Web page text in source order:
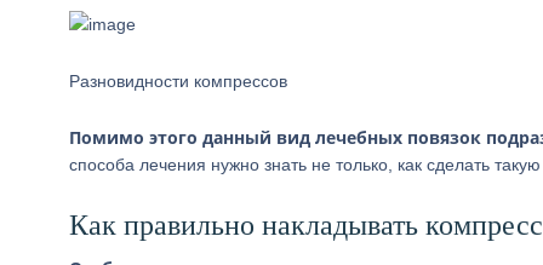
Разновидности компрессов
Помимо этого данный вид лечебных повязок
способа лечения нужно знать не только, как сделать
Как правильно накладывать компресс